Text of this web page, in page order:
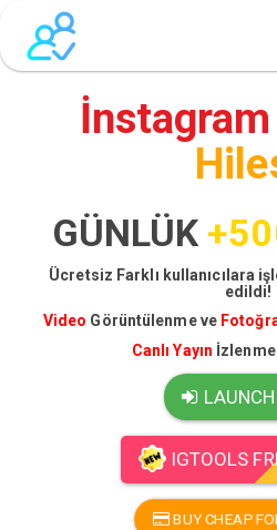
İnstagram
GÜNLÜK
Ücretsiz Farklı kullanıcılara
edildi!
Video Görüntülenme ve
Canlı Yayın
IGTOOLS
BUY CHEAP